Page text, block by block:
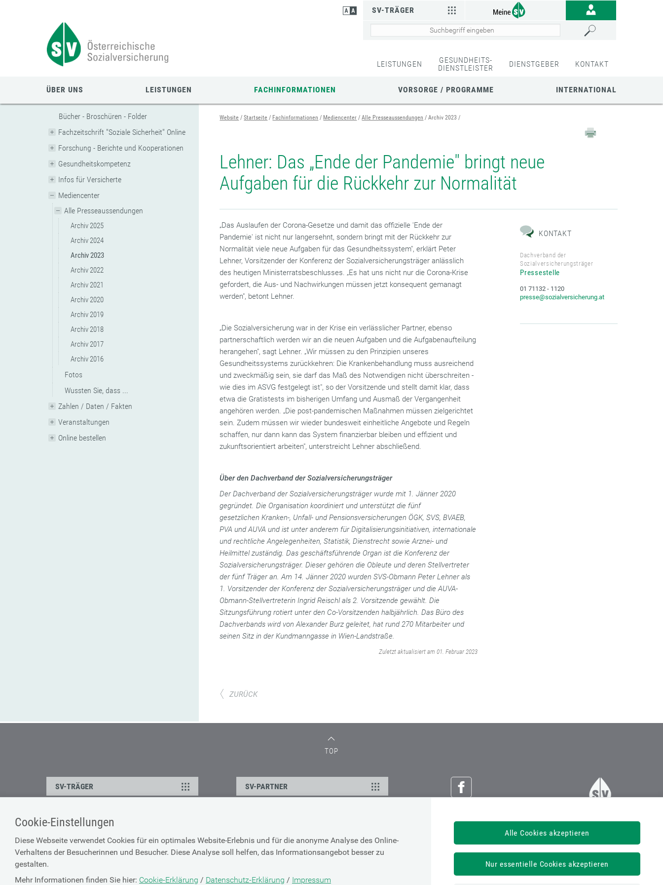
Cookie-Einstellungen
Diese Webseite verwendet Cookies für ein optimales Website-Erlebnis und für die anonyme Analyse des Online-
Verhaltens der Besucherinnen und Besucher. Diese Analyse soll helfen, das Informationsangebot besser zu
gestalten.
Mehr Informationen finden Sie hier: Cookie-Erklärung / Datenschutz-Erklärung / Impressum
Alle Cookies akzeptieren
Nur essentielle Cookies akzeptieren
SV-TRÄGER
LEISTUNGEN
GESUNDHEITS-
DIENSTLEISTER
DIENSTGEBER KONTAKT
ÜBER UNS LEISTUNGEN FACHINFORMATIONEN VORSORGE / PROGRAMME INTERNATIONAL
Bücher - Broschüren - Folder
Fachzeitschrift "Soziale Sicherheit" Online
Forschung - Berichte und Kooperationen
Gesundheitskompetenz
Infos für Versicherte
Mediencenter
Alle Presseaussendungen
Archiv 2025
Archiv 2024
Archiv 2023
Archiv 2022
Archiv 2021
Archiv 2020
Archiv 2019
Archiv 2018
Archiv 2017
Archiv 2016
Fotos
Wussten Sie, dass ...
Zahlen / Daten / Fakten
Veranstaltungen
Online bestellen
Website Startseite Fachinformationen Mediencenter Alle Presseaussendungen Archiv 2023
Lehner: Das „Ende der Pandemie" bringt neue
Aufgaben für die Rückkehr zur Normalität
„Das Auslaufen der Corona-Gesetze und damit das offizielle 'Ende der
Pandemie' ist nicht nur langersehnt, sondern bringt mit der Rückkehr zur
Normalität viele neue Aufgaben für das Gesundheitssystem", erklärt Peter
Lehner, Vorsitzender der Konferenz der Sozialversicherungsträger anlässlich
des heutigen Ministerratsbeschlusses. „Es hat uns nicht nur die Corona-Krise
gefordert, die Aus- und Nachwirkungen müssen jetzt konsequent gemanagt
werden", betont Lehner.
„Die Sozialversicherung war in der Krise ein verlässlicher Partner, ebenso
partnerschaftlich werden wir an die neuen Aufgaben und die Aufgabenaufteilung
herangehen", sagt Lehner. „Wir müssen zu den Prinzipien unseres
Gesundheitssystems zurückkehren: Die Krankenbehandlung muss ausreichend
und zweckmäßig sein, sie darf das Maß des Notwendigen nicht überschreiten -
wie dies im ASVG festgelegt ist", so der Vorsitzende und stellt damit klar, dass
etwa die Gratistests im bisherigen Umfang und Ausmaß der Vergangenheit
angehören werden. „Die post-pandemischen Maßnahmen müssen zielgerichtet
sein. Zudem müssen wir wieder bundesweit einheitliche Angebote und Regeln
schaffen, nur dann kann das System finanzierbar bleiben und effizient und
zukunftsorientiert arbeiten", unterstreicht Lehner abschließend.
Über den Dachverband der Sozialversicherungsträger
Der Dachverband der Sozialversicherungsträger wurde mit 1. Jänner 2020
gegründet. Die Organisation koordiniert und unterstützt die fünf
gesetzlichen Kranken-, Unfall- und Pensionsversicherungen ÖGK, SVS, BVAEB,
PVA und AUVA und ist unter anderem für Digitalisierungsinitiativen, internationale
und rechtliche Angelegenheiten, Statistik, Dienstrecht sowie Arznei- und
Heilmittel zuständig. Das geschäftsführende Organ ist die Konferenz der
Sozialversicherungsträger. Dieser gehören die Obleute und deren Stellvertreter
der fünf Träger an. Am 14. Jänner 2020 wurden SVS-Obmann Peter Lehner als
1. Vorsitzender der Konferenz der Sozialversicherungsträger und die AUVA-
Obmann-Stellvertreterin Ingrid Reischl als 2. Vorsitzende gewählt. Die
Sitzungsführung rotiert unter den Co-Vorsitzenden halbjährlich. Das Büro des
Dachverbands wird von Alexander Burz geleitet, hat rund 270 Mitarbeiter und
seinen Sitz in der Kundmanngasse in Wien-Landstraße.
‌Zuletzt aktualisiert am 01. Februar 2023
KONTAKT
Dachverband der
Sozialversicherungsträger
Pressestelle
01 71132 - 1120
presse@sozialversicherung.at
ZURÜCK
TOP
Österreichische Sozialversicherung
Dachverband der Sozialversicherungsträger
SV-TRÄGER SV-PARTNER
ÜBER UNS
Kontakt
Offene Stellen
Barrierefreiheitserklärung
Browser-Info & Sicherheit
Cookie-Erklärung
Datenschutz-Erklärung